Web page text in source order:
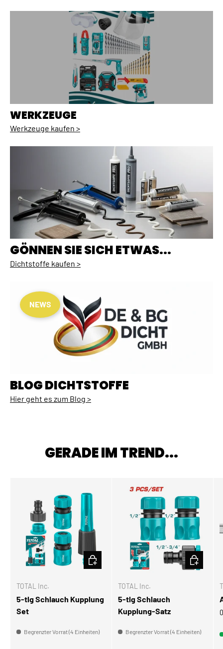
WERKZEUGE
Werkzeuge kaufen >
GÖNNEN SIE SICH ETWAS...
Dichtstoffe kaufen >
NEWS
BLOG DICHTSTOFFE
Hier geht es zum Blog >
GERADE IM TREND...
TOTAL Inc.
5-tlg Schlauch Kupplung
Set
Begrenzter Vorrat (4 Einheiten)
IN DEN WARENKORB
TOTAL Inc.
5-tlg Schlauch
Kupplung-Satz
Begrenzter Vorrat (4 Einheiten)
IN DEN